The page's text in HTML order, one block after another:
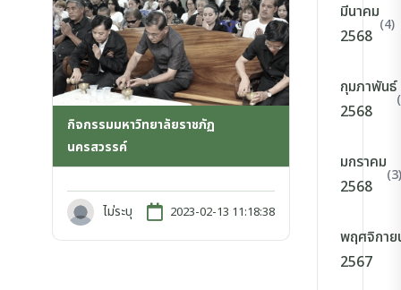
กิจกรรมมหาวิทยาลัยราชภัฏ
นครสวรรค์
ไม่ระบุ 2023-02-13 11:18:38
มีนาคม
2568
(4)
กุมภาพันธ์
2568
มกราคม
2568
(3)
พฤศจิกาย
2567